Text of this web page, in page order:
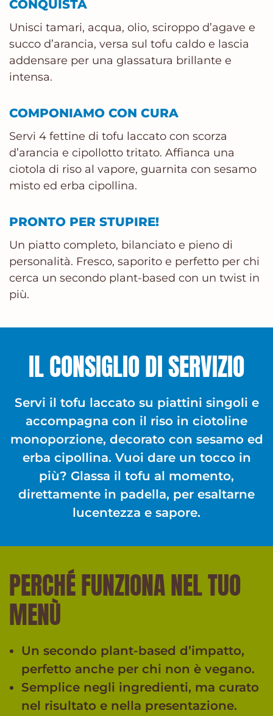
CONQUISTA
Unisci tamari, acqua, olio, sciroppo d’agave e
succo d’arancia, versa sul tofu caldo e lascia
addensare per una glassatura brillante e
intensa.
COMPONIAMO CON CURA
Servi 4 fettine di tofu laccato con scorza
d’arancia e cipollotto tritato. Affianca una
ciotola di riso al vapore, guarnita con sesamo
misto ed erba cipollina.
PRONTO PER STUPIRE!
Un piatto completo, bilanciato e pieno di
personalità. Fresco, saporito e perfetto per chi
cerca un secondo plant-based con un twist in
più.
IL CONSIGLIO DI SERVIZIO
Servi il tofu laccato su piattini singoli e
accompagna con il riso in ciotoline
monoporzione, decorato con sesamo ed
erba cipollina. Vuoi dare un tocco in
più? Glassa il tofu al momento,
direttamente in padella, per esaltarne
lucentezza e sapore.
PERCHÉ FUNZIONA NEL TUO
MENÙ
Un secondo plant-based d’impatto,
perfetto anche per chi non è vegano.
Semplice negli ingredienti, ma curato
nel risultato e nella presentazione.